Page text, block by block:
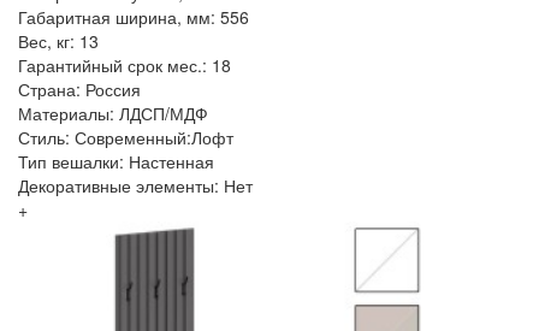
Габаритная ширина, мм: 556
Вес, кг: 13
Гарантийный срок мес.: 18
Страна: Россия
Материалы: ЛДСП/МДФ
Стиль: Современный:Лофт
Тип вешалки: Настенная
Декоративные элементы: Нет
+